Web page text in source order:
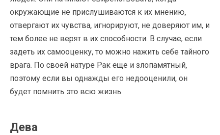
окружающие не прислушиваются к их мнению,
отвергают их чувства, игнорируют, не доверяют им, и
тем более не верят в их способности. В случае, если
задеть их самооценку, то можно нажить себе тайного
врага. По своей натуре Рак еще и злопамятный,
поэтому если вы однажды его недооценили, он
будет помнить это всю жизнь.
Дева